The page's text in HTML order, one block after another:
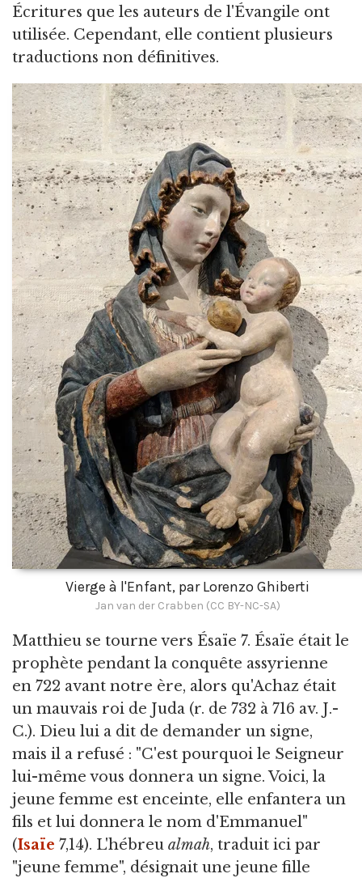
Écritures que les auteurs de l'Évangile ont
utilisée. Cependant, elle contient plusieurs
traductions non définitives.
Vierge à l'Enfant, par Lorenzo Ghiberti
Jan van der Crabben (CC BY-NC-SA)
Matthieu se tourne vers Ésaïe 7. Ésaïe était le
prophète pendant la conquête assyrienne
en 722 avant notre ère, alors qu'Achaz était
un mauvais roi de Juda (r. de 732 à 716 av. J.-
C.). Dieu lui a dit de demander un signe,
mais il a refusé : "C'est pourquoi le Seigneur
lui-même vous donnera un signe. Voici, la
jeune femme est enceinte, elle enfantera un
fils et lui donnera le nom d'Emmanuel"
(Isaïe 7,14). L'hébreu almah, traduit ici par
"jeune femme", désignait une jeune fille